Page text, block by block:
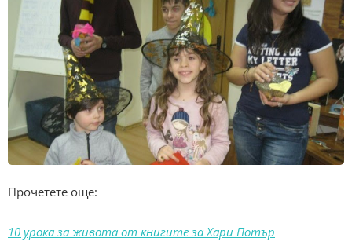
Прочетете още:
10 урока за живота от книгите за Хари Потър